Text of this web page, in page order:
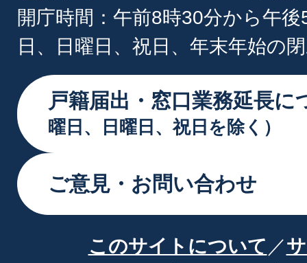
開庁時間：午前8時30分から午
日、日曜日、祝日、年末年始の
戸籍届出・窓口業務延長に
曜日、日曜日、祝日を除く）
ご意見・お問い合わせ
このサイトについて